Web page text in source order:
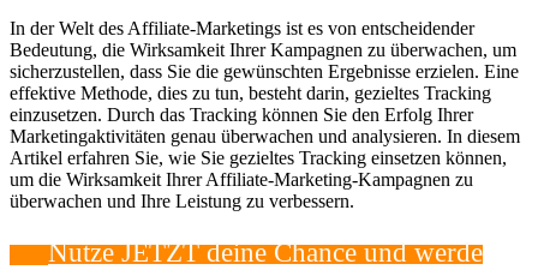
In der Welt des Affiliate-Marketings ist es von entscheidender
Bedeutung, die Wirksamkeit Ihrer Kampagnen zu überwachen, um
sicherzustellen, dass Sie die gewünschten Ergebnisse erzielen. Eine
effektive Methode, dies zu tun, besteht darin, gezieltes Tracking
einzusetzen. Durch das Tracking können Sie den Erfolg Ihrer
Marketingaktivitäten genau überwachen und analysieren. In diesem
Artikel erfahren Sie, wie Sie gezieltes Tracking einsetzen können,
um die Wirksamkeit Ihrer Affiliate-Marketing-Kampagnen zu
überwachen und Ihre Leistung zu verbessern.
Nutze⁣ JETZT deine Chance⁣ und werde